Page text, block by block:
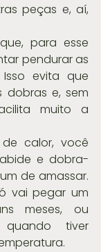
peças e, aí,
para esse
pendurar as
evita que
dobras e, sem
muito a
calor, você
e dobra-
de amassar.
vai pegar um
meses, ou
quando tiver